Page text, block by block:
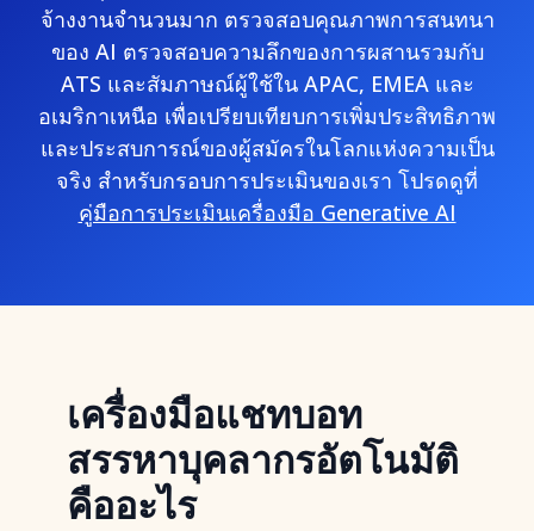
จ้างงานจำนวนมาก ตรวจสอบคุณภาพการสนทนา
ของ AI ตรวจสอบความลึกของการผสานรวมกับ
ATS และสัมภาษณ์ผู้ใช้ใน APAC, EMEA และ
อเมริกาเหนือ เพื่อเปรียบเทียบการเพิ่มประสิทธิภาพ
และประสบการณ์ของผู้สมัครในโลกแห่งความเป็น
จริง สำหรับกรอบการประเมินของเรา โปรดดูที่
คู่มือการประเมินเครื่องมือ Generative AI
เครื่องมือแชทบอท
สรรหาบุคลากรอัตโนมัติ
คืออะไร